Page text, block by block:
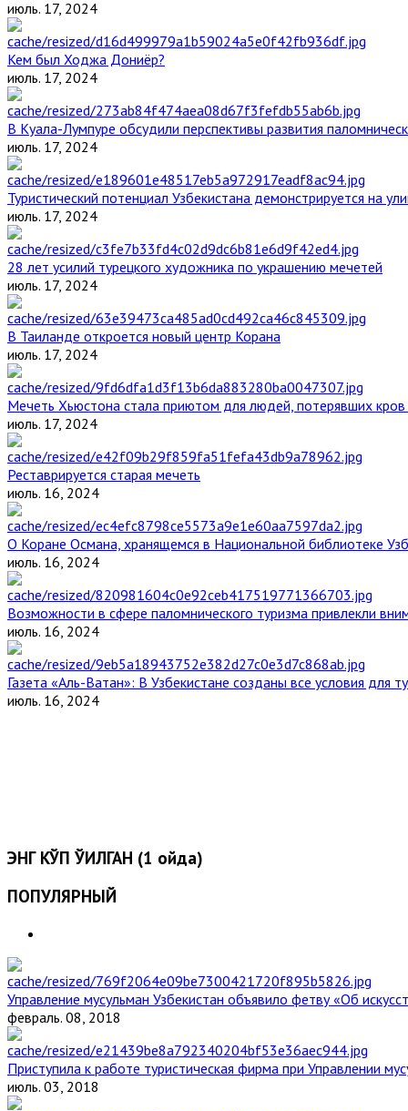
июль. 17, 2024
Кем был Ходжа Дониёр?
июль. 17, 2024
В Куала-Лумпуре обсудили перспективы развития
июль. 17, 2024
Туристический потенциал Узбекистана демонстрируется на
июль. 17, 2024
28 лет усилий турецкого художника по украшению мечетей
июль. 17, 2024
В Таиланде откроется новый центр Корана
июль. 17, 2024
Мечеть Хьюстона стала приютом для людей, потерявших кров
июль. 17, 2024
Реставрируется старая мечеть
июль. 16, 2024
О Коране Османа, хранящемся в Национальной библиотеке
июль. 16, 2024
Возможности в сфере паломнического туризма привлекли
июль. 16, 2024
Газета «Аль-Ватан»: В Узбекистане созданы все условия для
июль. 16, 2024
ЭНГ КЎП ЎҚИЛГАН (1 ойда)
ПОПУЛЯРНЫЙ
Управление мусульман Узбекистан объявило фетву «Об
февраль. 08, 2018
Приступила к работе туристическая фирма при Управлении
июль. 03, 2018